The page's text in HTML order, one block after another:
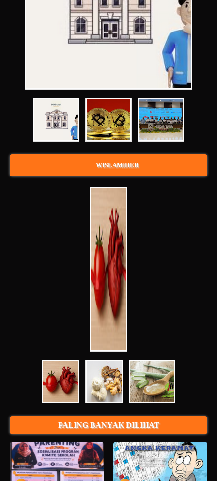
WISLAMIHER
PALING BANYAK DILIHAT